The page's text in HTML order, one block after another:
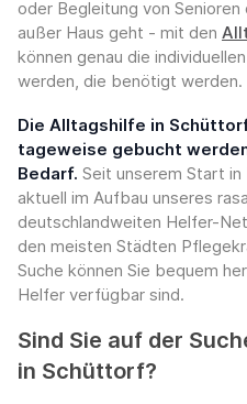
oder Begleitung von Senioren
außer Haus geht - mit den
können genau die
werden, die benötigt werden.
Die Alltagshilfe in
tageweise gebucht
Bedarf. Seit unserem Start in
aktuell im Aufbau unseres
deutschlandweiten Helfer-
den meisten Städten
Suche können Sie bequem
Helfer verfügbar sind.
Sind Sie auf der
in Schüttorf?